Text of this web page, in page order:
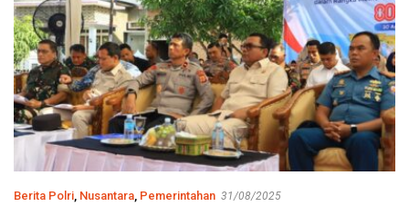
Berita Polri Nusantara Pemerintahan 31/08/2025